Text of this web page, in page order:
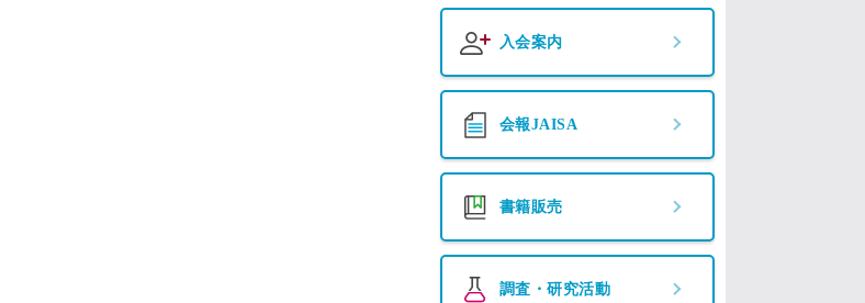
入会案内
会報JAISA
書籍販売
調査・研究活動